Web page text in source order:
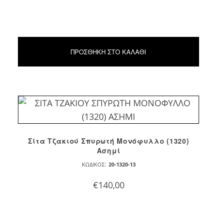
ΠΡΟΣΘΉΚΗ ΣΤΟ ΚΑΛΆΘΙ
Σίτα Τζακιού Σπυρωτή Μονόφυλλο (1320)
Ασημί
ΚΩΔΙΚΌΣ: 20-1320-13
€140,00